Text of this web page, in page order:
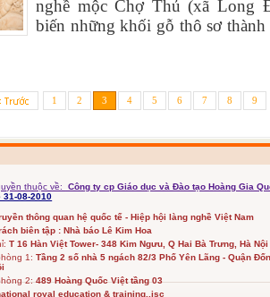
nghề mộc Chợ Thủ (xã Long
biến những khối gỗ thô sơ thành
1 2 3 4 5 6 7 8 9
thuộc về:
Công ty cp Giáo dục và Đào tạo Hoàng Gia
31-08-2010
thông quan hệ quốc tế - Hiệp hội làng nghề Việt Nam
biên tập : Nhà báo Lê Kim Hoa
T 16 Hàn Việt Tower- 348 Kim Ngưu, Q Hai Bà Trưng, Hà Nội
1:Tầng 2 số nhà 5 ngách 82/3 Phố Yên Lãng - Quận
2:489 Hoàng Quốc Việt tầng 03
royal education & training.,jsc